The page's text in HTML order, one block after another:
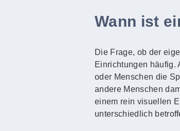
Wann ist
Die Frage, ob der
Einrichtungen häufig.
oder Menschen die
andere Menschen
einem rein visuellen
unterschiedlich